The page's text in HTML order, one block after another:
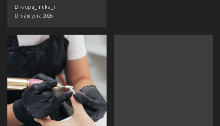
krupa_muka_r
5 августа 2026